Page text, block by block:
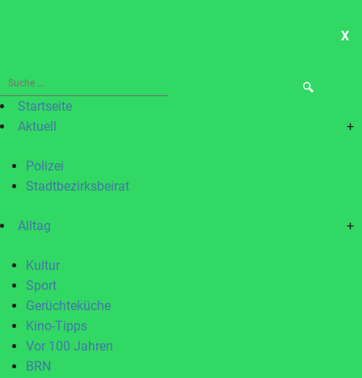
X
Suche
nach:Startseite
Aktuell
+
Polizei
Stadtbezirksbeirat
Alltag +
Kultur
Sport
Gerüchteküche
Kino-Tipps
Vor 100 Jahren
BRN